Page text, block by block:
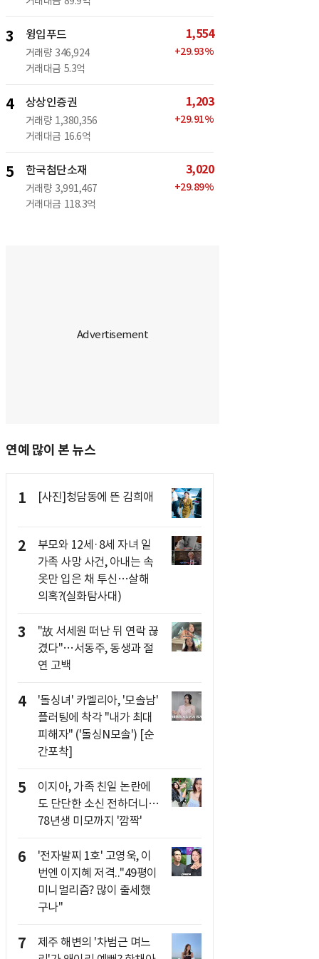
3 윙입푸드
거래량 346,924
거래대금 5.3억
1,554
+29.93%
4 상상인증권
거래량 1,380,356
거래대금 16.6억
1,203
+29.91%
5 한국첨단소재
거래량 3,991,467
거래대금 118.3억
3,020
+29.89%
연예 많이 본 뉴스
1 [사진]청담동에 뜬 김희애
2
부모와 12세·8세 자녀 일
가족 사망 사건, 아내는 속
옷만 입은 채 투신…살해
의혹?(실화탐사대)
3
"故 서세원 떠난 뒤 연락 끊
겼다"…서동주, 동생과 절
연 고백
4
'돌싱녀' 카멜리아, '모솔남'
플러팅에 착각 "내가 최대
피해자" ('돌싱N모솔') [순
간포착]
5
이지아, 가족 친일 논란에
도 단단한 소신 전하더니…
78년생 미모까지 '깜짝'
6
'전자발찌 1호' 고영욱, 이
번엔 이지혜 저격.."49평이
미니멀리즘? 많이 출세했
구나"
7
제주 해변의 '차범근 며느